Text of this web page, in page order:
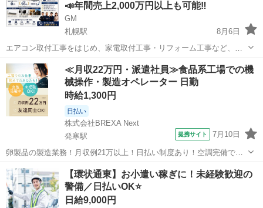
📣年間売上2,000万円以上も可能‼️
GM
札幌駅
8月6日
エアコン取付工事をはじめ、家電取付工事・リフォーム工事など、多
数の案件をご用意しております！ 大手家電量販店様をはじめ、不動産
管理会社様・建設会社様・工務店様・電材販売会社様・通販会社様な
ど、多数の企業様とお取引しておりま...
北海道 札幌市 札幌駅 その他 スタッフ
≪月収22万円・派遣社員≫食品系工場での機
械操作・製造オペレーター 日勤
時給1,300円
日払い
株式会社BREXA Next
発寒駅
提携サイト 7月10日
卵製品の製造業務！月収例21万以上！日払い制度あり！空調完備で快
適作業★20代～50代までの男女活躍中！作業着無償貸与★マイカー通
勤OK＆無料駐車場完備！《北海道札幌市》 人気の工場のお仕事 ◇卵
製品の製造業務◇ 作業内...
北海道 発寒駅 その他
【環状通東】お小遣い稼ぎに！未経験歓迎の
警備／日払いOK⭐
日給9,000円